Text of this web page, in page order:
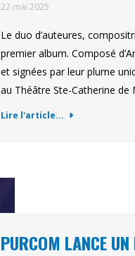
22 mai 2025
Le duo d’auteures,
premier album. Composé
et signées par leur plume
au Théâtre Ste-Catherine
Lire l'article...
PURCOM LANCE